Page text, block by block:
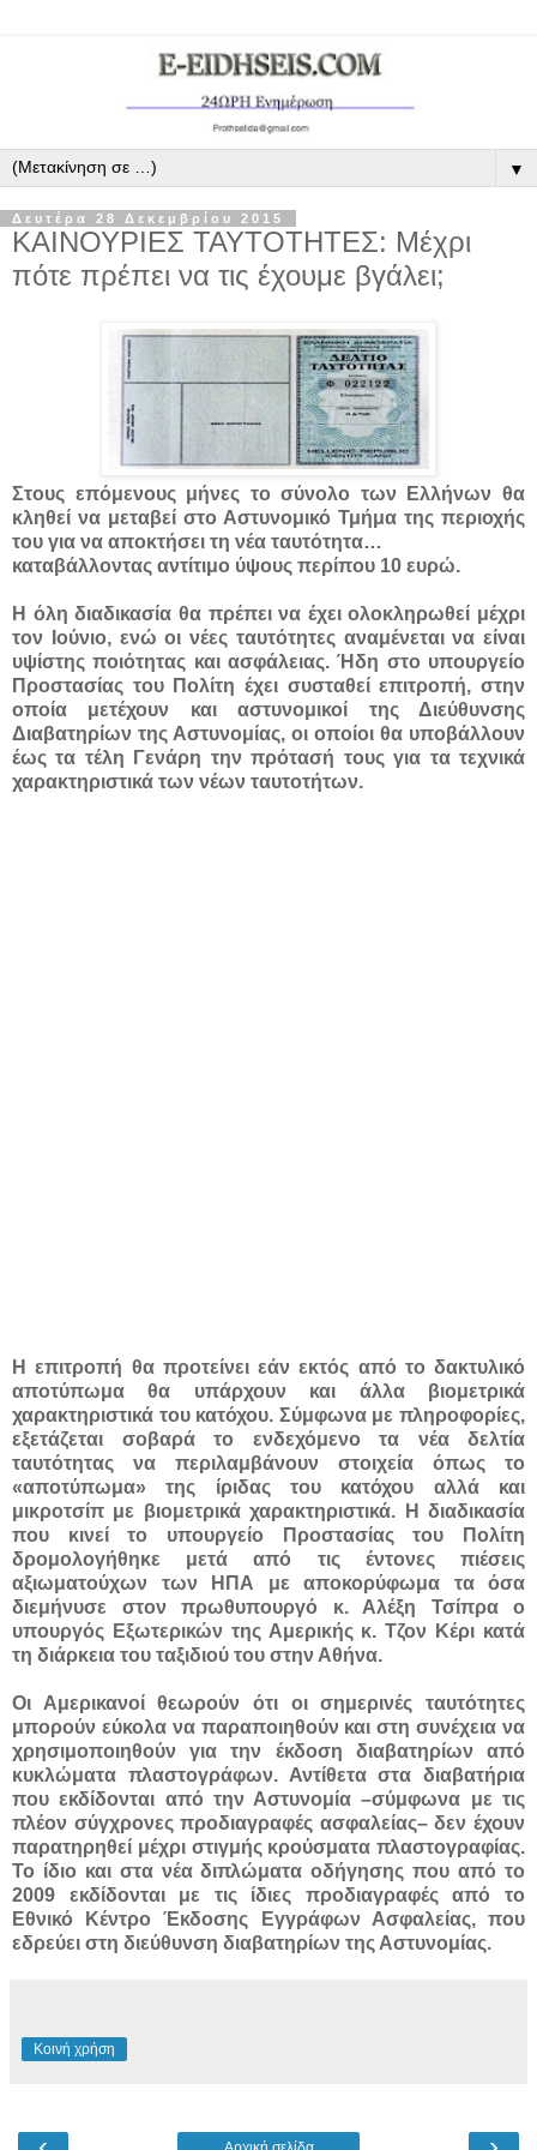
▼
Δευτέρα 28 Δεκεμβρίου 2015
ΚΑΙΝΟΥΡΙΕΣ ΤΑΥΤΟΤΗΤΕΣ: Μέχρι
πότε πρέπει να τις έχουμε βγάλει;
Στους επόμενους μήνες το σύνολο των Ελλήνων θα
κληθεί να μεταβεί στο Αστυνομικό Τμήμα της περιοχής
του για να αποκτήσει τη νέα ταυτότητα…
καταβάλλοντας αντίτιμο ύψους περίπου 10 ευρώ.
Η όλη διαδικασία θα πρέπει να έχει ολοκληρωθεί μέχρι
τον Ιούνιο, ενώ οι νέες ταυτότητες αναμένεται να είναι
υψίστης ποιότητας και ασφάλειας. Ήδη στο υπουργείο
Προστασίας του Πολίτη έχει συσταθεί επιτροπή, στην
οποία μετέχουν και αστυνομικοί της Διεύθυνσης
Διαβατηρίων της Αστυνομίας, οι οποίοι θα υποβάλλουν
έως τα τέλη Γενάρη την πρότασή τους για τα τεχνικά
χαρακτηριστικά των νέων ταυτοτήτων.
Η επιτροπή θα προτείνει εάν εκτός από το δακτυλικό
αποτύπωμα θα υπάρχουν και άλλα βιομετρικά
χαρακτηριστικά του κατόχου. Σύμφωνα με πληροφορίες,
εξετάζεται σοβαρά το ενδεχόμενο τα νέα δελτία
ταυτότητας να περιλαμβάνουν στοιχεία όπως το
«αποτύπωμα» της ίριδας του κατόχου αλλά και
μικροτσίπ με βιομετρικά χαρακτηριστικά. Η διαδικασία
που κινεί το υπουργείο Προστασίας του Πολίτη
δρομολογήθηκε μετά από τις έντονες πιέσεις
αξιωματούχων των ΗΠΑ με αποκορύφωμα τα όσα
διεμήνυσε στον πρωθυπουργό κ. Αλέξη Τσίπρα ο
υπουργός Εξωτερικών της Αμερικής κ. Τζον Κέρι κατά
τη διάρκεια του ταξιδιού του στην Αθήνα.
Οι Αμερικανοί θεωρούν ότι οι σημερινές ταυτότητες
μπορούν εύκολα να παραποιηθούν και στη συνέχεια να
χρησιμοποιηθούν για την έκδοση διαβατηρίων από
κυκλώματα πλαστογράφων. Αντίθετα στα διαβατήρια
που εκδίδονται από την Αστυνομία –σύμφωνα με τις
πλέον σύγχρονες προδιαγραφές ασφαλείας– δεν έχουν
παρατηρηθεί μέχρι στιγμής κρούσματα πλαστογραφίας.
Το ίδιο και στα νέα διπλώματα οδήγησης που από το
2009 εκδίδονται με τις ίδιες προδιαγραφές από το
Εθνικό Κέντρο Έκδοσης Εγγράφων Ασφαλείας, που
εδρεύει στη διεύθυνση διαβατηρίων της Αστυνομίας.
Κοινή χρήση